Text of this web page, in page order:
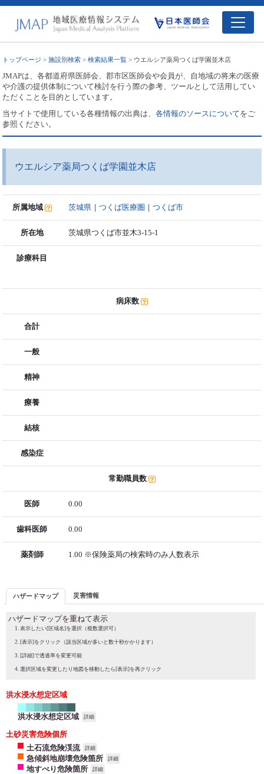
トップページ >施設別検索 >検索結果一覧 > ウエルシア薬局つくば学園並木店
JMAPは、各都道府県医師会、郡市区医師会や会員が、自地域の将来の医療
や介護の提供体制について検討を行う際の参考、ツールとして活用してい
ただくことを目的としています。
当サイトで使用している各種情報の出典は、各情報のソースについてをご
参照ください。
ウエルシア薬局つくば学園並木店
所属地域 茨城県 ｜つくば医療圏 ｜つくば市
所在地 茨城県つくば市並木3-15-1
診療科目
病床数
合計
一般
精神
療養
結核
感染症
常勤職員数
医師 0.00
歯科医師 0.00
薬剤師 1.00 ※保険薬局の検索時のみ人数表示
ハザードマップ 災害情報
ハザードマップを重ねて表示
表示したい[区域名]を選択（複数選択可）
[表示]をクリック（該当区域が多いと数十秒かかります）
[詳細]で透過率を変更可能
選択区域を変更したり地図を移動したら[表示]を再クリック
洪水浸水想定区域
洪水浸水想定区域 詳細
土砂災害危険個所
土石流危険渓流
詳細
急傾斜地崩壊危険箇所 詳細
地すべり危険箇所 詳細